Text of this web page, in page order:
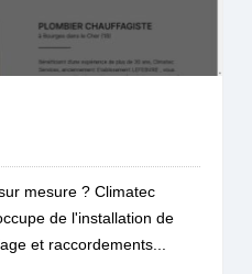
mesure ? Climatec
de l'installation de
et raccordements...